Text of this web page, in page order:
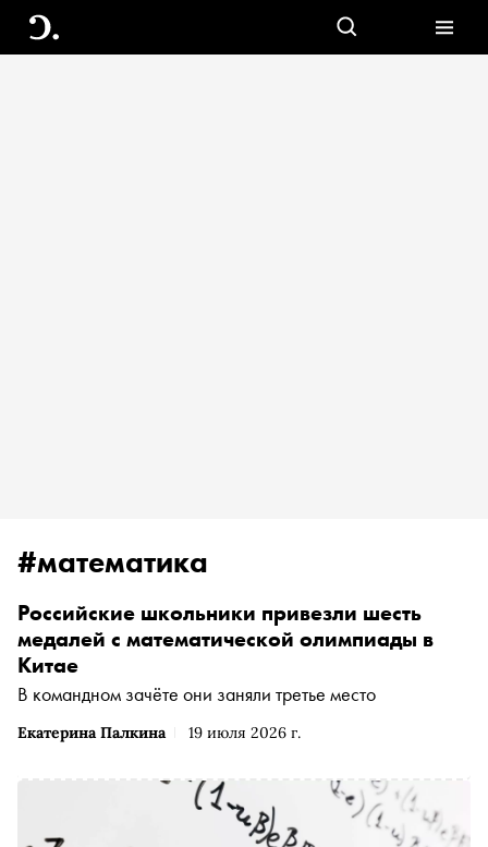
#математика
Екатерина Палкина 19 июля 2026 г.
Российские школьники привезли шесть
медалей с математической олимпиады в
Китае
В командном зачёте они заняли третье место